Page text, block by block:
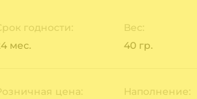
годности:
мес.
Вес:
40 гр.
цена:
Наполнение: